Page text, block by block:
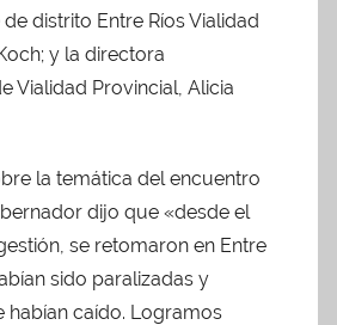
distrito Entre Ríos Vialidad
y la directora
Vialidad Provincial, Alicia
la temática del encuentro
dijo que «desde el
se retomaron en Entre
sido paralizadas y
habían caído. Logramos